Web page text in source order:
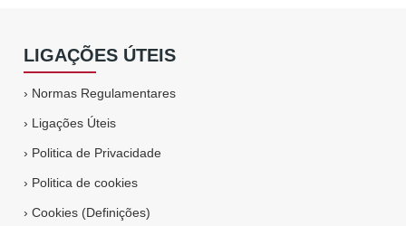
LIGAÇÕES ÚTEIS
› Normas Regulamentares
› Ligações Úteis
› Politica de Privacidade
› Politica de cookies
›Cookies (Definições)